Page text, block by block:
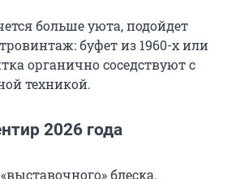
больше уюта, подойдет
буфет из 1960-х или
органично соседствуют с
техникой.
2026 года
блеска.